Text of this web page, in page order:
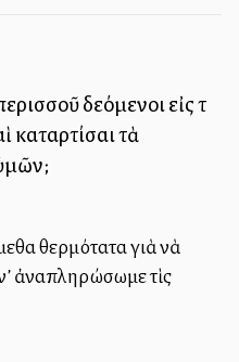
δεόμενοι εἰς τὸ
καταρτίσαι τὰ
θερμότατα γιὰ νὰ
ἀναπληρώσωμε τὶς